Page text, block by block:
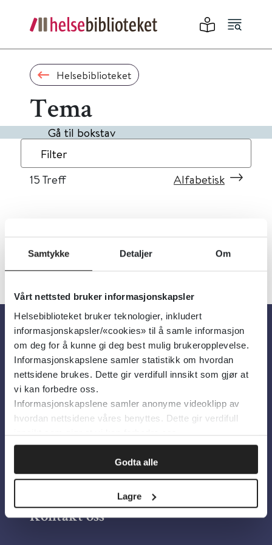
Samtykke Detaljer Om
Vårt nettsted bruker informasjonskapsler
Helsebiblioteket bruker teknologier, inkludert
informasjonskapsler/«cookies» til å samle informasjon
om deg for å kunne gi deg best mulig brukeropplevelse.
Informasjonskapslene samler statistikk om hvordan
nettsidene brukes. Dette gir verdifull innsikt som gjør at
vi kan forbedre oss.
Informasjonskapslene samler anonyme videoklipp av
hvordan nettsidene våres benyttes. Dette gir verdifull
innsikt som gjør at vi kan forbedre oss.
Godta alle
Lagre
Helsebiblioteket
Tema
Gå til bokstav
Filter
15 Treff Alfabetisk
« 1
Om oss
Om Helsebiblioteket
Personvern og informasjonskapsler
Tilgjengelighetserklæring
Information in English
Bilder fra Colourbox.com
Kontakt oss